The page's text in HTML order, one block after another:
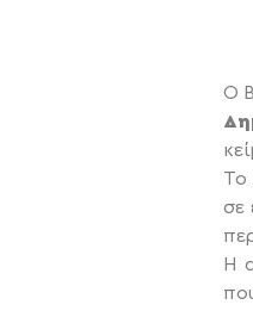
Ο
Το
σε
Η